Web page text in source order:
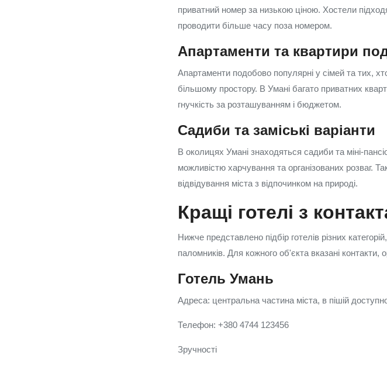
приватний номер за низькою ціною. Хостели
проводити більше часу поза номером.
Апартаменти та квартири
Апартаменти подобово популярні у сімей та тих,
більшому простору. В Умані багато приватних
гнучкість за розташуванням і бюджетом.
Садиби та заміські варіанти
В околицях Умані знаходяться садиби та міні-
можливістю харчування та організованих розваг.
відвідування міста з відпочинком на природі.
Кращі готелі з
Нижче представлено підбір готелів різних
паломників. Для кожного об'єкта вказані контакти,
Готель Умань
Адреса: центральна частина міста, в пішій
Телефон: +380 4744 123456
Зручності